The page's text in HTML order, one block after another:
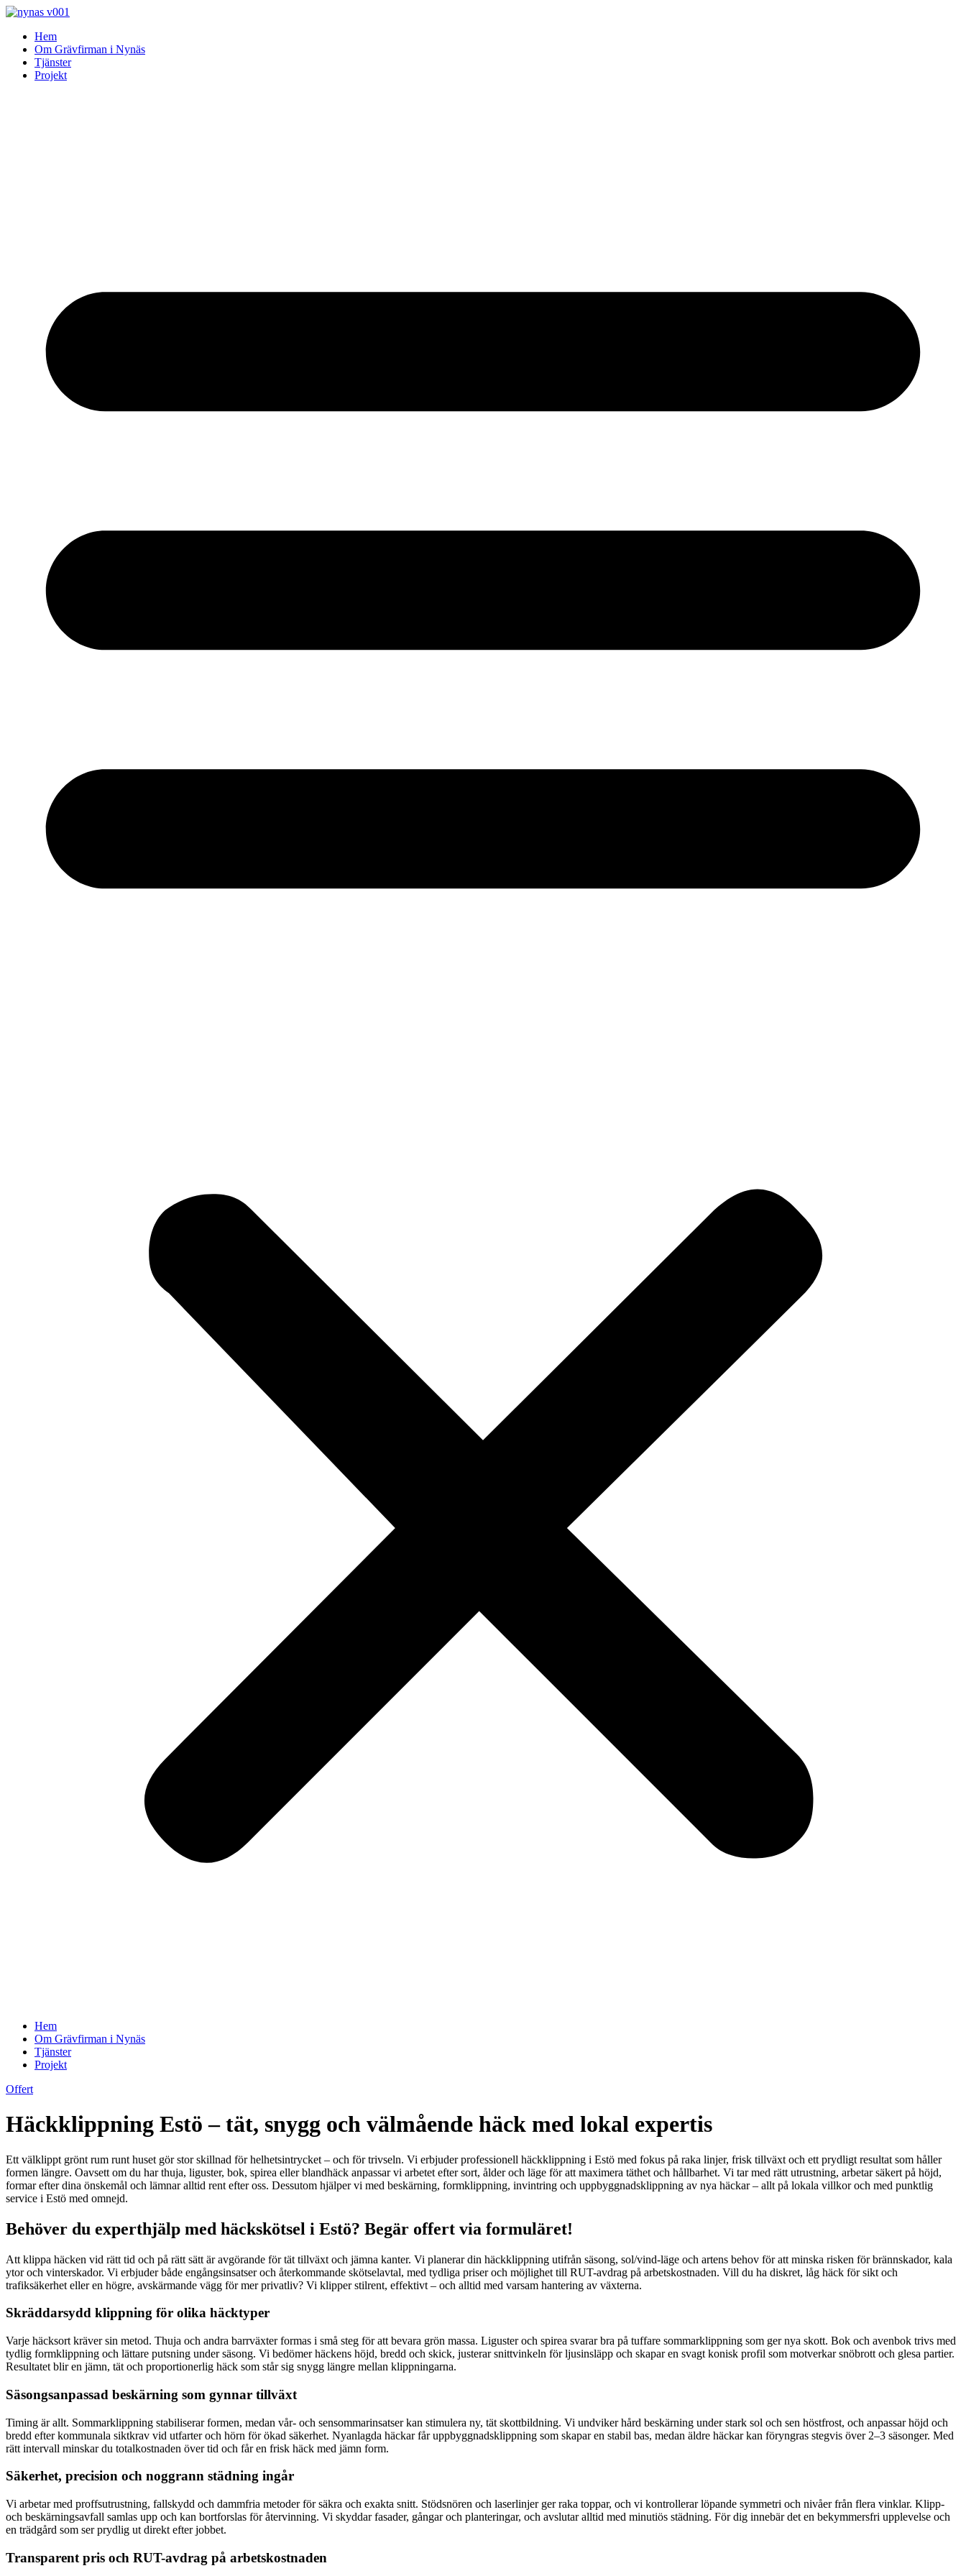
Skip
contentHem
Om Grävfirman i Nynäs
Tjänster
Projekt
Hem
Om Grävfirman i Nynäs
Tjänster
Projekt
Offert
Häckklippning Estö – tät, snygg och välmående häck med lokal expertis
Ett välklippt grönt rum runt huset gör stor skillnad för helhetsintrycket – och för trivseln. Vi erbjuder professionell häckklippning i Estö med fokus på raka linjer, frisk tillväxt och ett prydligt resultat som håller
formen längre. Oavsett om du har thuja, liguster, bok, spirea eller blandhäck anpassar vi arbetet efter sort, ålder och läge för att maximera täthet och hållbarhet. Vi tar med rätt utrustning, arbetar säkert på höjd,
formar efter dina önskemål och lämnar alltid rent efter oss. Dessutom hjälper vi med beskärning, formklippning, invintring och uppbyggnadsklippning av nya häckar – allt på lokala villkor och med punktlig
service i Estö med omnejd.
Behöver du experthjälp med häckskötsel i Estö? Begär offert via formuläret!
Att klippa häcken vid rätt tid och på rätt sätt är avgörande för tät tillväxt och jämna kanter. Vi planerar din häckklippning utifrån säsong, sol/vind-läge och artens behov för att minska risken för brännskador, kala
ytor och vinterskador. Vi erbjuder både engångsinsatser och återkommande skötselavtal, med tydliga priser och möjlighet till RUT-avdrag på arbetskostnaden. Vill du ha diskret, låg häck för sikt och
trafiksäkerhet eller en högre, avskärmande vägg för mer privatliv? Vi klipper stilrent, effektivt – och alltid med varsam hantering av växterna.
Skräddarsydd klippning för olika häcktyper
Varje häcksort kräver sin metod. Thuja och andra barrväxter formas i små steg för att bevara grön massa. Liguster och spirea svarar bra på tuffare sommarklippning som ger nya skott. Bok och avenbok trivs med
tydlig formklippning och lättare putsning under säsong. Vi bedömer häckens höjd, bredd och skick, justerar snittvinkeln för ljusinsläpp och skapar en svagt konisk profil som motverkar snöbrott och glesa partier.
Resultatet blir en jämn, tät och proportionerlig häck som står sig snygg längre mellan klippningarna.
Säsongsanpassad beskärning som gynnar tillväxt
Timing är allt. Sommarklippning stabiliserar formen, medan vår- och sensommarinsatser kan stimulera ny, tät skottbildning. Vi undviker hård beskärning under stark sol och sen höstfrost, och anpassar höjd och
bredd efter kommunala siktkrav vid utfarter och hörn för ökad säkerhet. Nyanlagda häckar får uppbyggnadsklippning som skapar en stabil bas, medan äldre häckar kan föryngras stegvis över 2–3 säsonger. Med
rätt intervall minskar du totalkostnaden över tid och får en frisk häck med jämn form.
Säkerhet, precision och noggrann städning ingår
Vi arbetar med proffsutrustning, fallskydd och dammfria metoder för säkra och exakta snitt. Stödsnören och laserlinjer ger raka toppar, och vi kontrollerar löpande symmetri och nivåer från flera vinklar. Klipp-
och beskärningsavfall samlas upp och kan bortforslas för återvinning. Vi skyddar fasader, gångar och planteringar, och avslutar alltid med minutiös städning. För dig innebär det en bekymmersfri upplevelse och
en trädgård som ser prydlig ut direkt efter jobbet.
Transparent pris och RUT-avdrag på arbetskostnaden